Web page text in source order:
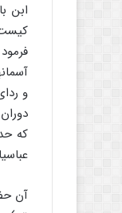
ابن
و
دوران امامت آن امام